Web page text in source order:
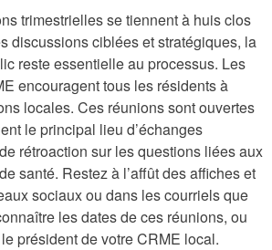
trimestrielles se tiennent à huis clos
discussions ciblées et stratégiques, la
reste essentielle au processus. Les
encouragent tous les résidents à
locales. Ces réunions sont ouvertes
le principal lieu d’échanges
rétroaction sur les questions liées aux
santé. Restez à l’affût des affiches et
sociaux ou dans les courriels que
les dates de ces réunions, ou
président de votre CRME local.